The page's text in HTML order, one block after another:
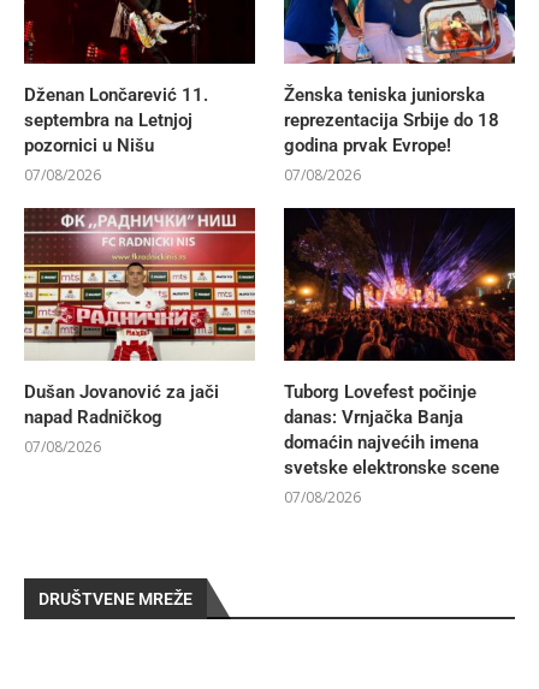
Dženan Lončarević 11.
septembra na Letnjoj
pozornici u Nišu
07/08/2026
Ženska teniska juniorska
reprezentacija Srbije do 18
godina prvak Evrope!
07/08/2026
Dušan Jovanović za jači
napad Radničkog
07/08/2026
Tuborg Lovefest počinje
danas: Vrnjačka Banja
domaćin najvećih imena
svetske elektronske scene
07/08/2026
DRUŠTVENE MREŽE